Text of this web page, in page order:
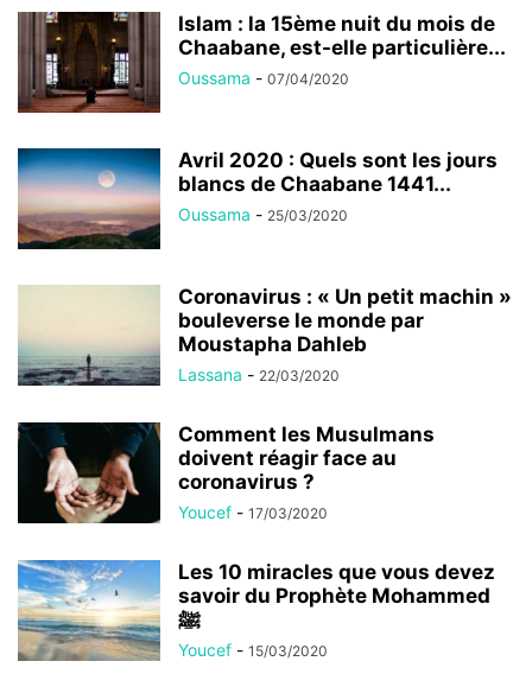
Islam : la 15ème nuit du mois de
Chaabane, est-elle particulière...
Oussama - 07/04/2020
Avril 2020 : Quels sont les jours
blancs de Chaabane 1441...
Oussama - 25/03/2020
Coronavirus : « Un petit machin »
bouleverse le monde par
Moustapha Dahleb
Lassana - 22/03/2020
Comment les Musulmans
doivent réagir face au
coronavirus ?
Youcef - 17/03/2020
Les 10 miracles que vous devez
savoir du Prophète Mohammed
ﷺ
Youcef - 15/03/2020